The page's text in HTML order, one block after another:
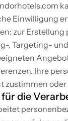
Einwilligung
zur
, Targeting-
Ihre
die